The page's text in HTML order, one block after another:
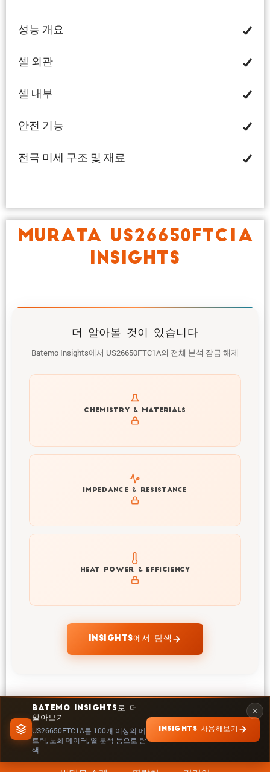
BATEMO INSIGHTS로 더
알아보기
US26650FTC1A를 100개 이상의 메
트릭, 노화 데이터, 열 분석 등으로 탐
색
INSIGHTS 사용해보기
성능 개요
셀 외관
셀 내부
안전 기능
전극 미세 구조 및 재료
MURATA US26650FTC1A
INSIGHTS
더 알아볼 것이 있습니다
Batemo Insights에서 US26650FTC1A의 전체 분석 잠금 해제
CHEMISTRY & MATERIALS
Get to know active materials for the US26650FTC1A
IMPEDANCE & RESISTANCE
Explore impedance spectrum and DCIR (SOC, T) of
US26650FTC1A
HEAT POWER & EFFICIENCY
Explore heat generation and cell efficiency at different
temperatures and powers of US26650FTC1A
INSIGHTS에서 탐색